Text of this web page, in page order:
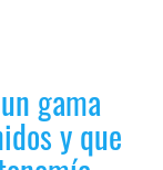
gama
y que